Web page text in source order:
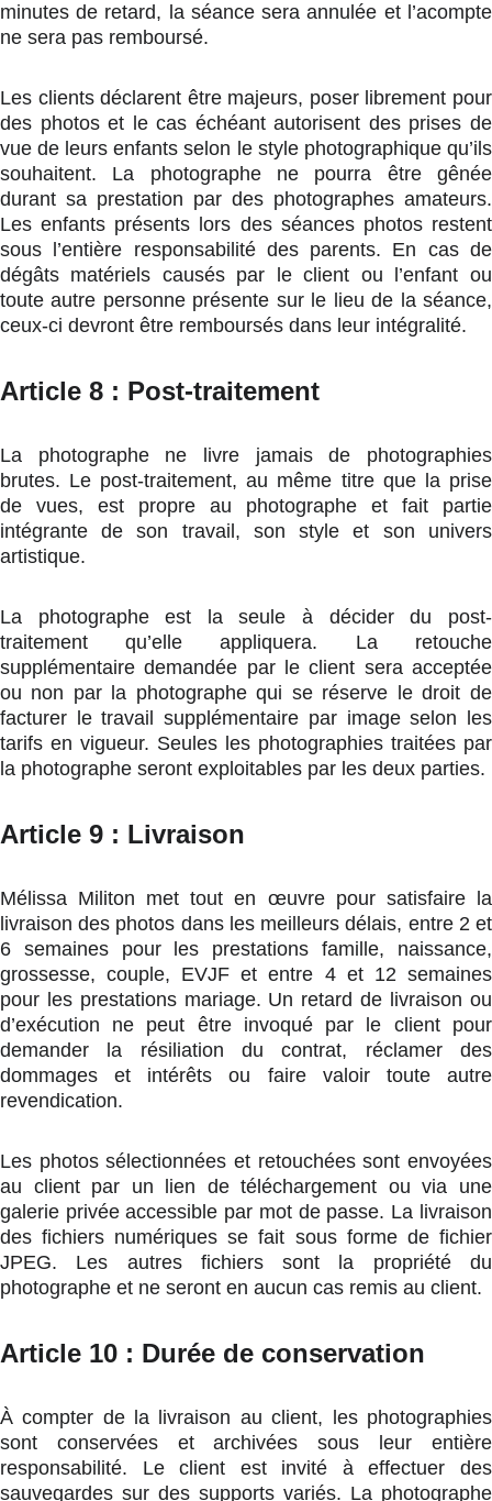
minutes de retard, la séance sera annulée et l’acompte
ne sera pas remboursé.
Les clients déclarent être majeurs, poser librement pour
des photos et le cas échéant autorisent des prises de
vue de leurs enfants selon le style photographique qu’ils
souhaitent. La photographe ne pourra être gênée
durant sa prestation par des photographes amateurs.
Les enfants présents lors des séances photos restent
sous l’entière responsabilité des parents. En cas de
dégâts matériels causés par le client ou l’enfant ou
toute autre personne présente sur le lieu de la séance,
ceux-ci devront être remboursés dans leur intégralité.
Article 8 : Post-traitement
La photographe ne livre jamais de photographies
brutes. Le post-traitement, au même titre que la prise
de vues, est propre au photographe et fait partie
intégrante de son travail, son style et son univers
artistique.
La photographe est la seule à décider du post-
traitement qu’elle appliquera. La retouche
supplémentaire demandée par le client sera acceptée
ou non par la photographe qui se réserve le droit de
facturer le travail supplémentaire par image selon les
tarifs en vigueur. Seules les photographies traitées par
la photographe seront exploitables par les deux parties.
Article 9 : Livraison
Mélissa Militon met tout en œuvre pour satisfaire la
livraison des photos dans les meilleurs délais, entre 2 et
6 semaines pour les prestations famille, naissance,
grossesse, couple, EVJF et entre 4 et 12 semaines
pour les prestations mariage. Un retard de livraison ou
d’exécution ne peut être invoqué par le client pour
demander la résiliation du contrat, réclamer des
dommages et intérêts ou faire valoir toute autre
revendication.
Les photos sélectionnées et retouchées sont envoyées
au client par un lien de téléchargement ou via une
galerie privée accessible par mot de passe. La livraison
des fichiers numériques se fait sous forme de fichier
JPEG. Les autres fichiers sont la propriété du
photographe et ne seront en aucun cas remis au client.
Article 10 : Durée de conservation
À compter de la livraison au client, les photographies
sont conservées et archivées sous leur entière
responsabilité. Le client est invité à effectuer des
sauvegardes sur des supports variés. La photographe